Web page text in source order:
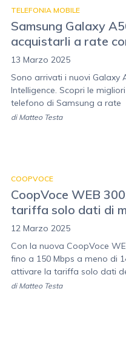
TELEFONIA MOBILE
Samsung Galaxy
acquistarli a rate
13 Marzo 2025
Sono arrivati i nuovi Galaxy
Intelligence. Scopri le
telefono di Samsung a rate
di Matteo Testa
COOPVOCE
CoopVoce WEB
tariffa solo dati di
12 Marzo 2025
Con la nuova CoopVoce
fino a 150 Mbps a meno di
attivare la tariffa solo dati
di Matteo Testa